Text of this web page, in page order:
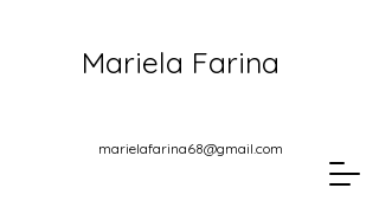
Mariela Farina
marielafarina68@gmail.com